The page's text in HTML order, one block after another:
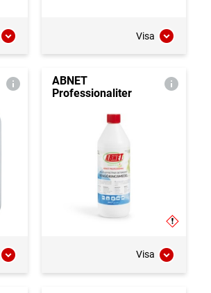
Visa
ABNET
Professionaliter
Visa